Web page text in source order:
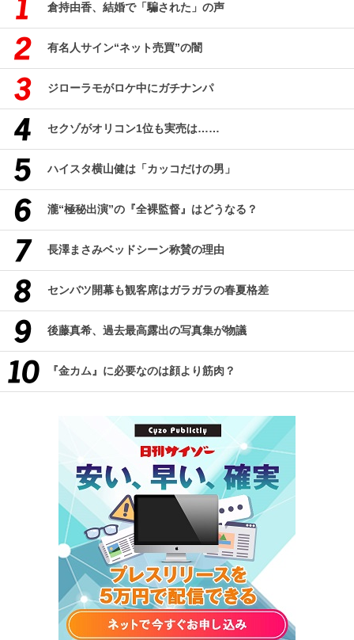
倉持由香、結婚で「騙された」の声
有名人サイン“ネット売買”の闇
ジローラモがロケ中にガチナンパ
セクゾがオリコン1位も実売は……
ハイスタ横山健は「カッコだけの男」
瀧“極秘出演”の『全裸監督』はどうなる？
長澤まさみベッドシーン称賛の理由
センバツ開幕も観客席はガラガラの春夏格差
後藤真希、過去最高露出の写真集が物議
『金カム』に必要なのは顔より筋肉？